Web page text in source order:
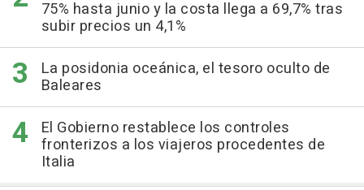
75% hasta junio y la costa llega a 69,7% tras
subir precios un 4,1%
La posidonia oceánica, el tesoro oculto de
Baleares
El Gobierno restablece los controles
fronterizos a los viajeros procedentes de
Italia